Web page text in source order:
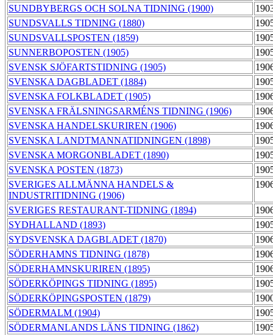
SUNDBYBERGS OCH SOLNA TIDNING (1900)
SUNDSVALLS TIDNING (1880)
SUNDSVALLSPOSTEN (1859)
SUNNERBOPOSTEN (1905)
SVENSK SJÖFARTSTIDNING (1905)
SVENSKA DAGBLADET (1884)
SVENSKA FOLKBLADET (1905)
SVENSKA FRÄLSNINGSARMÉNS TIDNING (1906)
SVENSKA HANDELSKURIREN (1906)
SVENSKA LANDTMANNATIDNINGEN (1898)
SVENSKA MORGONBLADET (1890)
SVENSKA POSTEN (1873)
SVERIGES ALLMÄNNA HANDELS &
INDUSTRITIDNING (1906)
SVERIGES RESTAURANT-TIDNING (1894)
SYDHALLAND (1893)
SYDSVENSKA DAGBLADET (1870)
SÖDERHAMNS TIDNING (1878)
SÖDERHAMNSKURIREN (1895)
SÖDERKÖPINGS TIDNING (1895)
SÖDERKÖPINGSPOSTEN (1879)
SÖDERMALM (1904)
SÖDERMANLANDS LÄNS TIDNING (1862)